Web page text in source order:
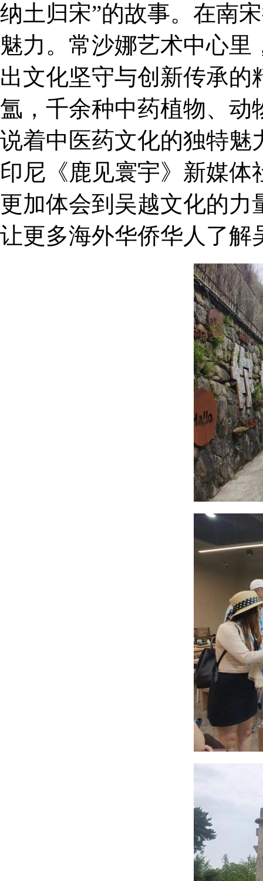
纳土归宋”的故事。在南
魅力。常沙娜艺术中心
出文化坚守与创新传承
氲，千余种中药植物、动
说着中医药文化的独特魅
印尼《鹿见寰宇》新媒体
更加体会到吴越文化的力
让更多海外华侨华人了解